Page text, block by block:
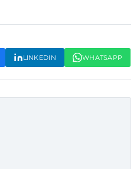
LINKEDIN WHATSAPP